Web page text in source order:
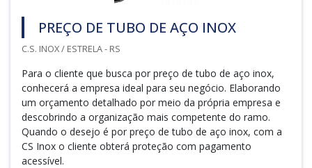
PREÇO DE TUBO DE AÇO INOX
C.S. INOX / ESTRELA - RS
Para o cliente que busca por preço de tubo de aço inox,
conhecerá a empresa ideal para seu negócio. Elaborando
um orçamento detalhado por meio da própria empresa e
descobrindo a organização mais competente do ramo.
Quando o desejo é por preço de tubo de aço inox, com a
CS Inox o cliente obterá proteção com pagamento
acessível.